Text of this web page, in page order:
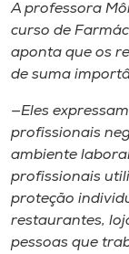
A professora
curso de
aponta que os
de suma
—Eles
profissionais
ambiente
profissionais
proteção
restaurantes,
pessoas que